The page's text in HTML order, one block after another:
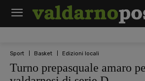
Sport Basket Edizioni locali
Turno prepasquale amaro